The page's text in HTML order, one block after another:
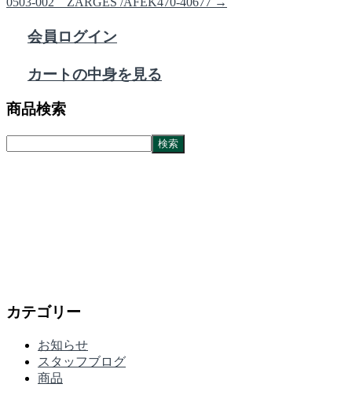
会員ログイン
カートの中身を見る
商品検索
カテゴリー
お知らせ
スタッフブログ
商品